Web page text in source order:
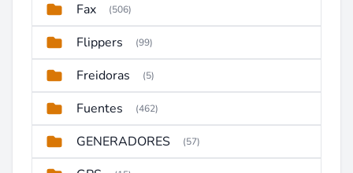
Fax (506)
Flippers (99)
Freidoras (5)
Fuentes (462)
GENERADORES (57)